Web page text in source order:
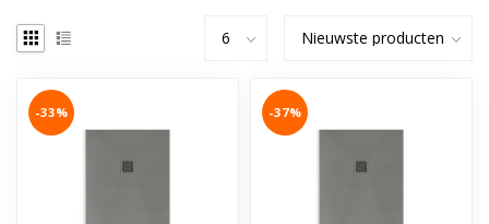
-33% -37%